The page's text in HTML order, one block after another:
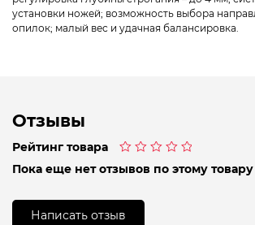
установки ножей; возможность выбора
опилок; малый вес и удачная балансировка.
Отзывы
Рейтинг товара
0
Пока еще нет отзывов по этому товару
Написать отзыв